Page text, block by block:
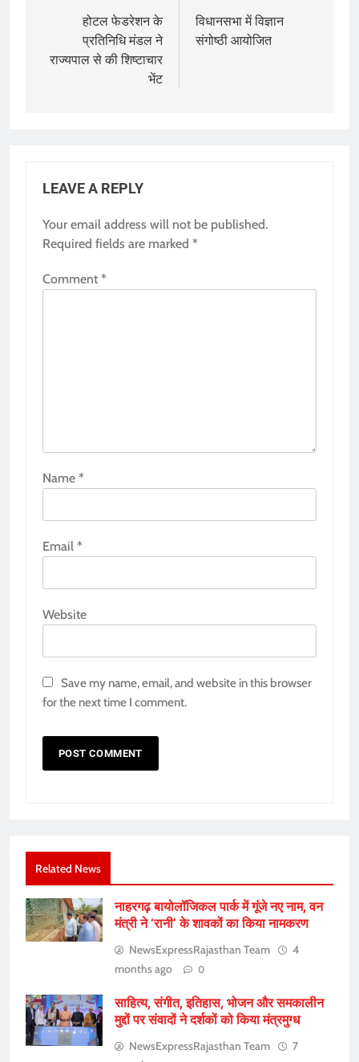
navigation
होटल फेडरेशन के
प्रतिनिधि मंडल ने
राज्यपाल से की शिष्टाचार
भेंट
विधानसभा में विज्ञान
संगोष्ठी आयोजित
LEAVE A REPLY
Your email address will not be published.
Required fields are marked *
Comment *
Name *
Email *
Website
Save my name, email, and website in this browser
for the next time I comment.
Related News
नाहरगढ़ बायोलॉजिकल पार्क में गूंजे नए नाम, वन
मंत्री ने ‘रानी’ के शावकों का किया नामकरण
NewsExpressRajasthan Team
4
months ago
0
साहित्य, संगीत, इतिहास, भोजन और समकालीन
मुद्दों पर संवादों ने दर्शकों को किया मंत्रमुग्ध
NewsExpressRajasthan Team
7